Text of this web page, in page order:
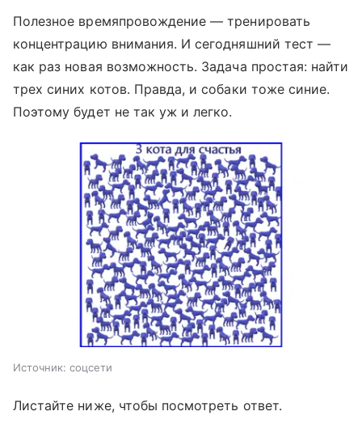
Полезное времяпровождение — тренировать
концентрацию внимания. И сегодняшний тест —
как раз новая возможность. Задача простая: найти
трех синих котов. Правда, и собаки тоже синие.
Поэтому будет не так уж и легко.
Источник: соцсети
Листайте ниже, чтобы посмотреть ответ.